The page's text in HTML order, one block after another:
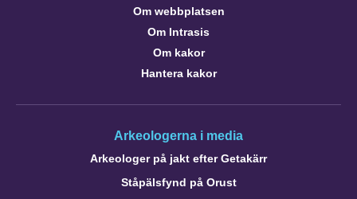
Om webbplatsen
Om Intrasis
Om kakor
Hantera kakor
Arkeologerna i media
Arkeologer på jakt efter Getakärr
Ståpälsfynd på Orust